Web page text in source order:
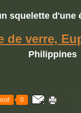
squelette d'une
de verre,
Philippines
0